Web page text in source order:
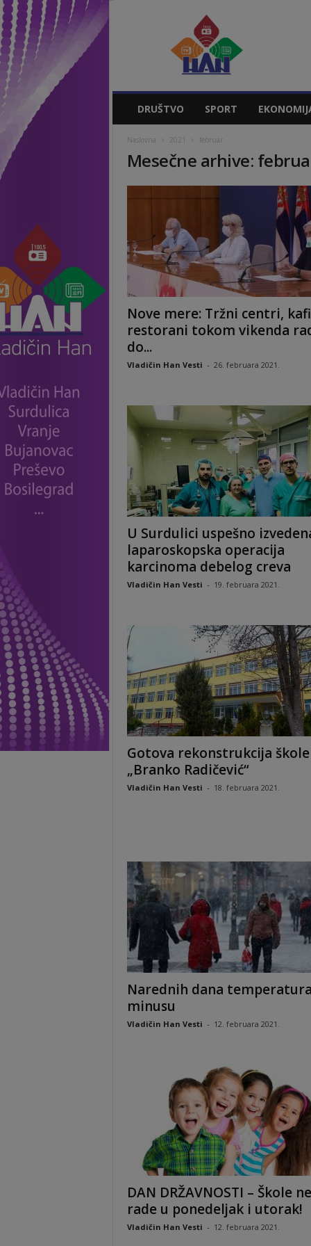
DRUŠTVO SPORT
Naslovna 2021 februar
Mesečne arhive:
Nove mere: Tržni centri,
restorani tokom vikenda
do...
Vladičin Han Vesti - 26. februara 2021.
U Surdulici uspešno
laparoskopska operacija
karcinoma debelog creva
Vladičin Han Vesti - 19. februara 2021.
Gotova rekonstrukcija škole
„Branko Radičević“
Vladičin Han Vesti - 18. februara 2021.
Narednih dana
minusu
Vladičin Han Vesti - 12. februara 2021.
DAN DRŽAVNOSTI – Škole ne
rade u ponedeljak i utorak!
Vladičin Han Vesti - 12. februara 2021.